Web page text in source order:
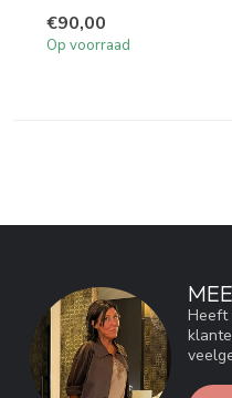
€90,00
Op voorraad
Heeft